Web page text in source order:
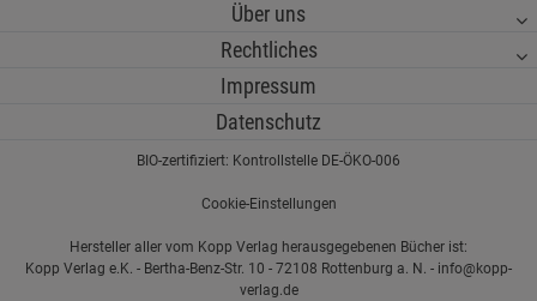
Über uns
Rechtliches
Impressum
Datenschutz
BIO-zertifiziert: Kontrollstelle DE-ÖKO-006
Cookie-Einstellungen
Hersteller aller vom Kopp Verlag herausgegebenen Bücher ist:
Kopp Verlag e.K. - Bertha-Benz-Str. 10 - 72108 Rottenburg a. N. - info@kopp-
verlag.de